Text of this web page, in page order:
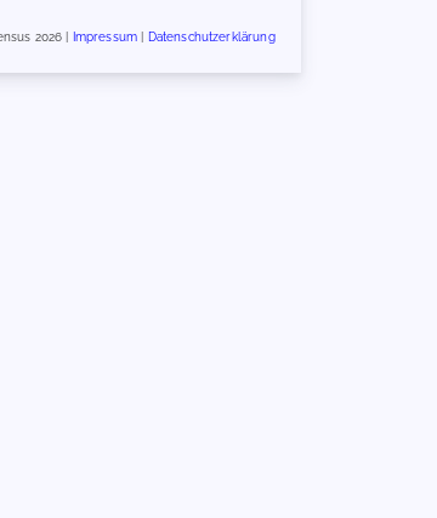
2026 | Impressum Datenschutzerklärung